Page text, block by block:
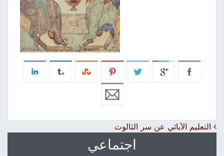
Post navigation
التعليم الآبائي عن سر الثالوث
اجتماعي